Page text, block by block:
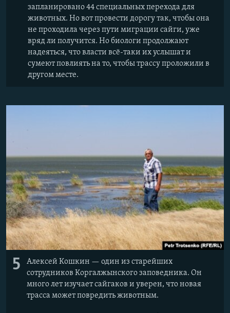
запланировано 44 специальных перехода для
животных. Но вот провести дорогу так, чтобы она
не проходила через пути миграции сайги, уже
вряд ли получится. Но биологи продолжают
надеяться, что власти всё-таки их услышат и
сумеют повлиять на то, чтобы трассу проложили в
другом месте.
5
Алексей Кошкин — один из старейших
сотрудников Коргалжынского заповедника. Он
много лет изучает сайгаков и уверен, что новая
трасса может повредить животным.